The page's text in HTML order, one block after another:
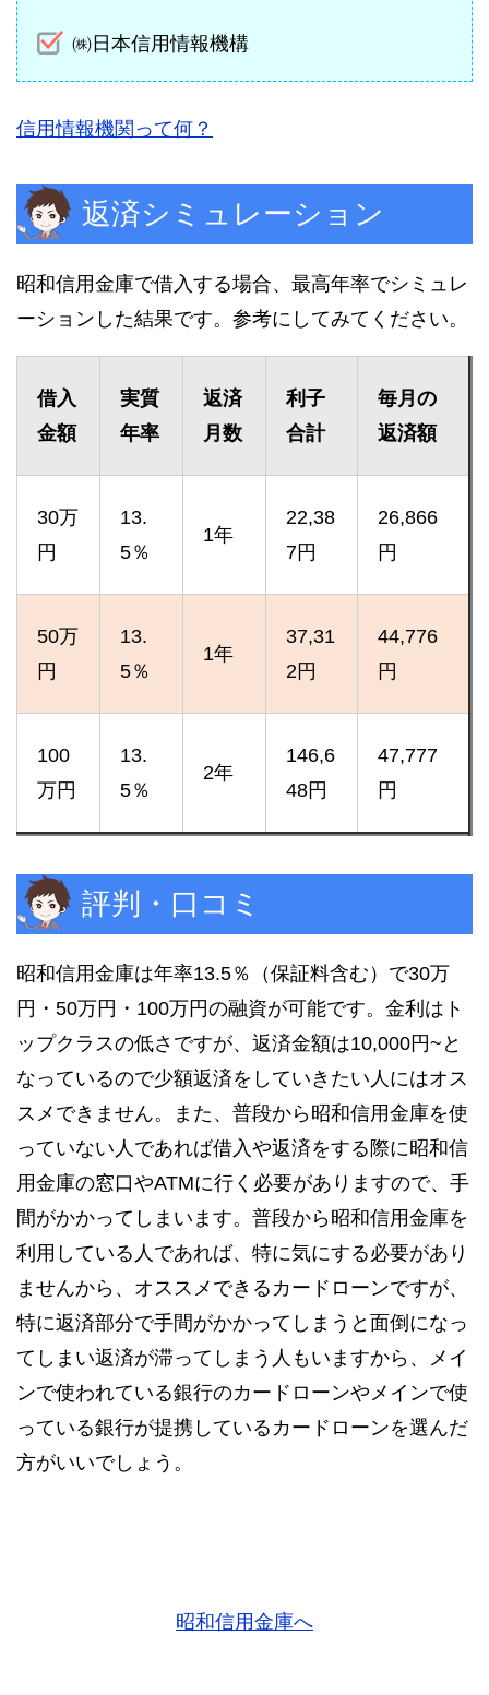
㈱日本信用情報機構
信用情報機関って何？
返済シミュレーション
昭和信用金庫で借入する場合、最高年率でシミュレ
ーションした結果です。参考にしてみてください。
借入
金額
実質
年率
返済
月数
利子
合計
毎月の
返済額
30万
円
13.
5％
1年
22,38
7円
26,866
円
50万
円
13.
5％
1年
37,31
2円
44,776
円
100
万円
13.
5％
2年
146,6
48円
47,777
円
評判・口コミ
昭和信用金庫は年率13.5％（保証料含む）で30万
円・50万円・100万円の融資が可能です。金利はト
ップクラスの低さですが、返済金額は10,000円~と
なっているので少額返済をしていきたい人にはオス
スメできません。また、普段から昭和信用金庫を使
っていない人であれば借入や返済をする際に昭和信
用金庫の窓口やATMに行く必要がありますので、手
間がかかってしまいます。普段から昭和信用金庫を
利用している人であれば、特に気にする必要があり
ませんから、オススメできるカードローンですが、
特に返済部分で手間がかかってしまうと面倒になっ
てしまい返済が滞ってしまう人もいますから、メイ
ンで使われている銀行のカードローンやメインで使
っている銀行が提携しているカードローンを選んだ
方がいいでしょう。
昭和信用金庫へ